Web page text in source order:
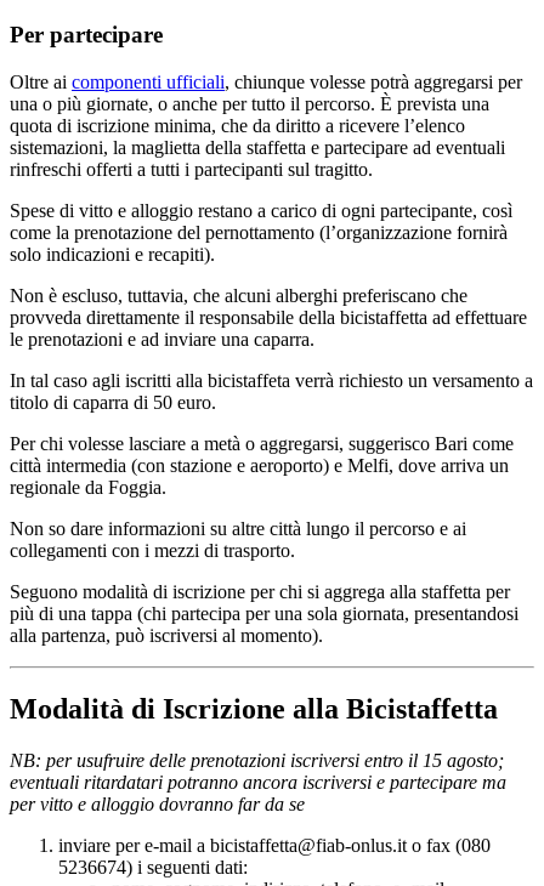
Per partecipare
Oltre ai componenti ufficiali, chiunque volesse potrà aggregarsi per
una o più giornate, o anche per tutto il percorso. È prevista una
quota di iscrizione minima, che da diritto a ricevere l’elenco
sistemazioni, la maglietta della staffetta e partecipare ad eventuali
rinfreschi offerti a tutti i partecipanti sul tragitto.
Spese di vitto e alloggio restano a carico di ogni partecipante, così
come la prenotazione del pernottamento (l’organizzazione fornirà
solo indicazioni e recapiti).
Non è escluso, tuttavia, che alcuni alberghi preferiscano che
provveda direttamente il responsabile della bicistaffetta ad effettuare
le prenotazioni e ad inviare una caparra.
In tal caso agli iscritti alla bicistaffeta verrà richiesto un versamento a
titolo di caparra di 50 euro.
Per chi volesse lasciare a metà o aggregarsi, suggerisco Bari come
città intermedia (con stazione e aeroporto) e Melfi, dove arriva un
regionale da Foggia.
Non so dare informazioni su altre città lungo il percorso e ai
collegamenti con i mezzi di trasporto.
Seguono modalità di iscrizione per chi si aggrega alla staffetta per
più di una tappa (chi partecipa per una sola giornata, presentandosi
alla partenza, può iscriversi al momento).
Modalità di Iscrizione alla Bicistaffetta
NB: per usufruire delle prenotazioni iscriversi entro il 15 agosto;
eventuali ritardatari potranno ancora iscriversi e partecipare ma
per vitto e alloggio dovranno far da se
inviare per e-mail a bicistaffetta@fiab-onlus.it o fax (080
5236674) i seguenti dati: